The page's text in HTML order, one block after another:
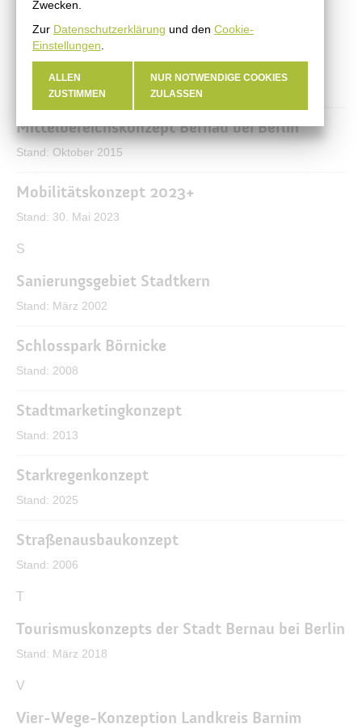
Machbarkeitsstudie Schwimmbad
Stand: Januar 2007
Mittelbereichskonzept Bernau bei Berlin
Stand: Oktober 2015
Mobilitätskonzept 2023+
Stand: 30. Mai 2023
S
Sanierungsgebiet Stadtkern
Stand: März 2002
Schlosspark Börnicke
Stand: 2008
Stadtmarketingkonzept
Stand: 2013
Starkregenkonzept
Stand: 2025
Straßenausbaukonzept
Stand: 2006
T
Tourismuskonzepts der Stadt Bernau bei Berlin
Stand: März 2018
V
Vier-Wege-Konzeption Landkreis Barnim
Zwecken.
Zur Datenschutzerklärung und den Cookie-
Einstellungen
ALLEN
ZUSTIMMEN
NUR NOTWENDIGE COOKIES
ZULASSEN